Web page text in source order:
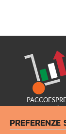
promuove il
PREFERENZE